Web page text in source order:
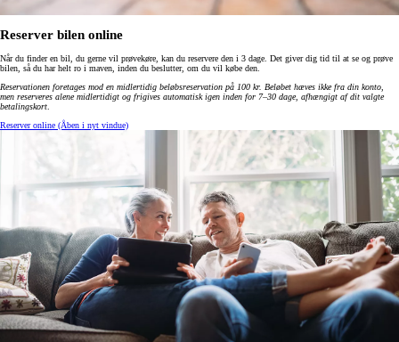
Reserver bilen online
Når du finder en bil, du gerne vil prøvekøre, kan du reservere den i 3 dage. Det giver dig tid til at se og prøve
bilen, så du har helt ro i maven, inden du beslutter, om du vil købe den.
Reservationen foretages mod en midlertidig beløbsreservation på 100 kr. Beløbet hæves ikke fra din konto,
men reserveres alene midlertidigt og frigives automatisk igen inden for 7–30 dage, afhængigt af dit valgte
betalingskort.
Reserver online (Åben i nyt vindue)